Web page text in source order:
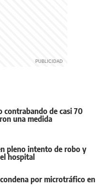
de casi 70
una medida
pleno intento de robo y
hospital
por microtráfico en